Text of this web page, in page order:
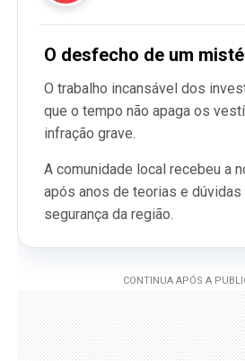
O desfecho de um
O trabalho incansável dos
que o tempo não apaga os
infração grave.
A comunidade local recebeu a
após anos de teorias e dúvidas
segurança da região.